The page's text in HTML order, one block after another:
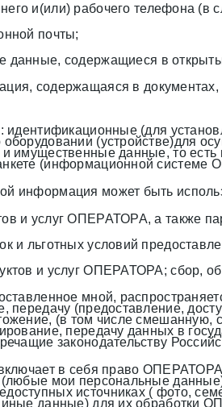
и(или) рабочего телефона (в
почты;
данные, содержащиеся в
содержащаяся в
идентификационные (для
(устройстве)для
имущественные данные, то
(информационной
информация может быть
и услуг ОПЕРАТОРА, а также
и льготных условий
и услуг ОПЕРАТОРА; сбор,
мной,
передачу (предоставление,
(в том числе смешанную,
передачу данных в
законодательству
в себя право
(любые мои персональные
источниках ( фото,
иные данные) для их